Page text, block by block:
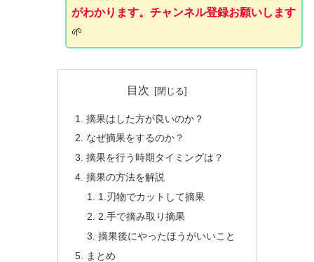
がわかります。チャンネル登録お願いします
🌱
目次
摘果はした方が良いのか？
なぜ摘果をするのか？
摘果を行う時期タイミングは？
摘果の方法を解説
1.刃物でカットして摘果
2.手で摘み取り摘果
摘果後にやったほうがいいこと
まとめ